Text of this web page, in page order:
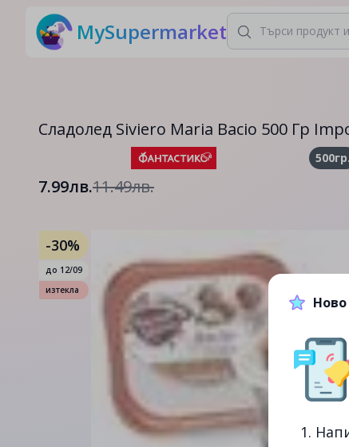
MySupermarket
Сладолед Siviero Maria Bacio 500 Гр
500гр.
7.99лв.11.49лв.
-30%
до 12/09
изтекла
Ново
1.